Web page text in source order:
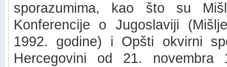
sporazumima, kao što su
Konferencije o Jugoslaviji
1992. godine) i Opšti okvirni
Hercegovini od 21. novembra